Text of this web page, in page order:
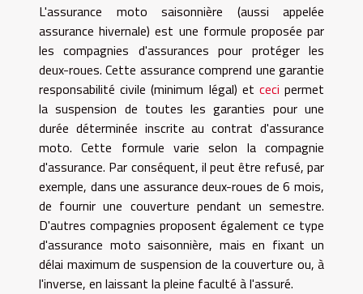
L'assurance moto saisonnière (aussi appelée
assurance hivernale) est une formule proposée par
les compagnies d'assurances pour protéger les
deux-roues. Cette assurance comprend une garantie
responsabilité civile (minimum légal) et ceci permet
la suspension de toutes les garanties pour une
durée déterminée inscrite au contrat d'assurance
moto. Cette formule varie selon la compagnie
d'assurance. Par conséquent, il peut être refusé, par
exemple, dans une assurance deux-roues de 6 mois,
de fournir une couverture pendant un semestre.
D'autres compagnies proposent également ce type
d'assurance moto saisonnière, mais en fixant un
délai maximum de suspension de la couverture ou, à
l'inverse, en laissant la pleine faculté à l'assuré.